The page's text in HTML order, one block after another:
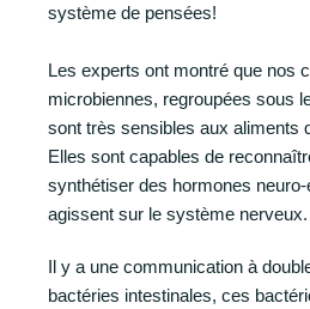
système de pensées!
Les experts ont montré que nos
microbiennes, regroupées sous
sont très sensibles aux aliments
Elles sont capables de
synthétiser des hormones
agissent sur le système nerveux.
Il y a une communication à
bactéries intestinales, ces